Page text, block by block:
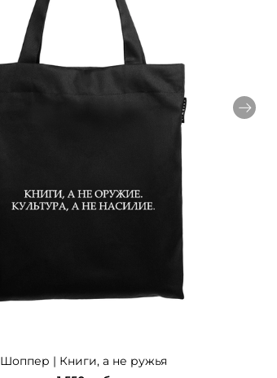
Шоппер | Книги, а не ружья